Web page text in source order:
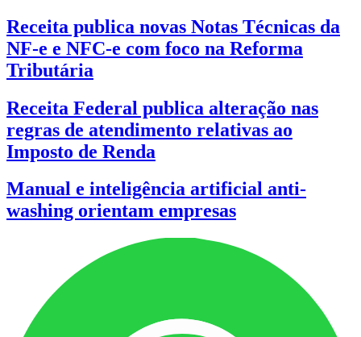
Receita publica novas Notas Técnicas da
NF-e e NFC-e com foco na Reforma
Tributária
Receita Federal publica alteração nas
regras de atendimento relativas ao
Imposto de Renda
Manual e inteligência artificial anti-
washing orientam empresas